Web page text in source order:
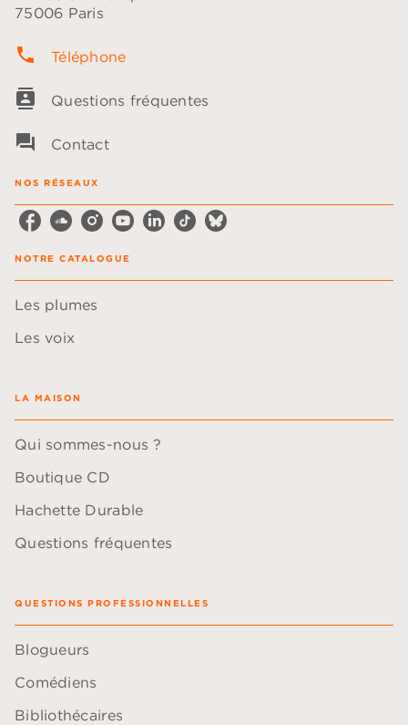
75006 Paris
phone Téléphone
contacts Questions fréquentes
question_answer Contact
NOS RÉSEAUX
NOTRE CATALOGUE
Les plumes
Les voix
LA MAISON
Qui sommes-nous ?
Boutique CD
Hachette Durable
Questions fréquentes
QUESTIONS PROFESSIONNELLES
Blogueurs
Comédiens
Bibliothécaires